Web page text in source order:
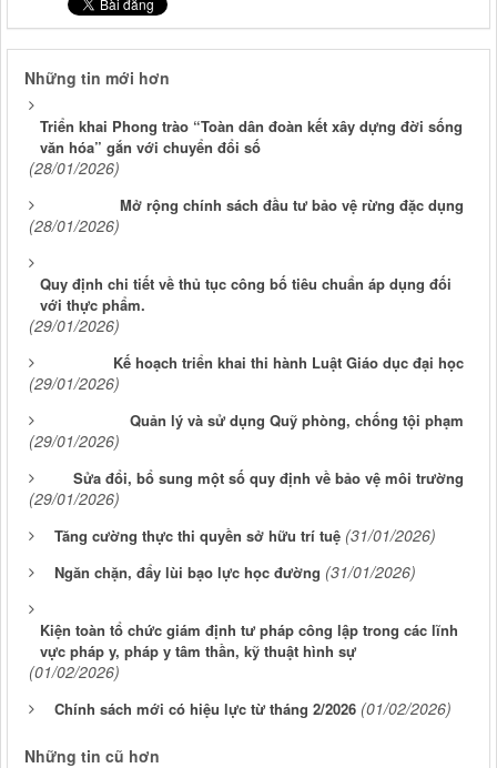
Những tin mới hơn
Triển khai Phong trào “Toàn dân đoàn kết xây dựng đời sống
văn hóa” gắn với chuyển đổi số
(28/01/2026)
Mở rộng chính sách đầu tư bảo vệ rừng đặc dụng
(28/01/2026)
Quy định chi tiết về thủ tục công bố tiêu chuẩn áp dụng đối
với thực phẩm.
(29/01/2026)
Kế hoạch triển khai thi hành Luật Giáo dục đại học
(29/01/2026)
Quản lý và sử dụng Quỹ phòng, chống tội phạm
(29/01/2026)
Sửa đổi, bổ sung một số quy định về bảo vệ môi trường
(29/01/2026)
Tăng cường thực thi quyền sở hữu trí tuệ (31/01/2026)
Ngăn chặn, đẩy lùi bạo lực học đường (31/01/2026)
Kiện toàn tổ chức giám định tư pháp công lập trong các lĩnh
vực pháp y, pháp y tâm thần, kỹ thuật hình sự
(01/02/2026)
Chính sách mới có hiệu lực từ tháng 2/2026 (01/02/2026)
Những tin cũ hơn